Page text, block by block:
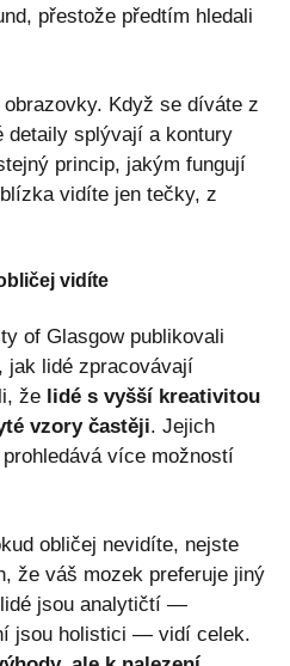
přestože předtím hledali
Když se díváte z
detaily splývají a kontury
princip, jakým fungují
vidíte jen tečky, z
vidíte
of Glasgow publikovali
jak lidé zpracovávají
že lidé s vyšší kreativitou
vzory častěji. Jejich
více možností
obličej nevidíte, nejste
že váš mozek preferuje jiný
jsou analytičtí —
jsou holistici — vidí celek.